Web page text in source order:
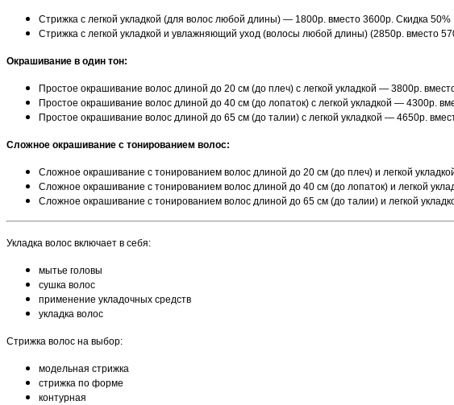
Cтрижка с легкой укладкой (для волос любой длины) — 1800р. вместо 3600р. Скидка 50%
Cтрижка с легкой укладкой и увлажняющий уход (волосы любой длины) (2850р. вместо
Окрашивание в один тон:
Простое окрашивание волос длиной до 20 см (до плеч) с легкой укладкой — 3800р.
Простое окрашивание волос длиной до 40 см (до лопаток) с легкой укладкой — 4300р.
Простое окрашивание волос длиной до 65 см (до талии) с легкой укладкой — 4650р.
Сложное окрашивание с тонированием волос:
Сложное окрашивание с тонированием волос длиной до 20 см (до плеч) и легкой
Сложное окрашивание с тонированием волос длиной до 40 см (до лопаток) и легкой
Сложное окрашивание с тонированием волос длиной до 65 см (до талии) и легкой
Укладка волос включает в себя:
мытье головы
сушка волос
применение укладочных средств
укладка волос
Стрижка волос на выбор:
модельная стрижка
стрижка по форме
контурная